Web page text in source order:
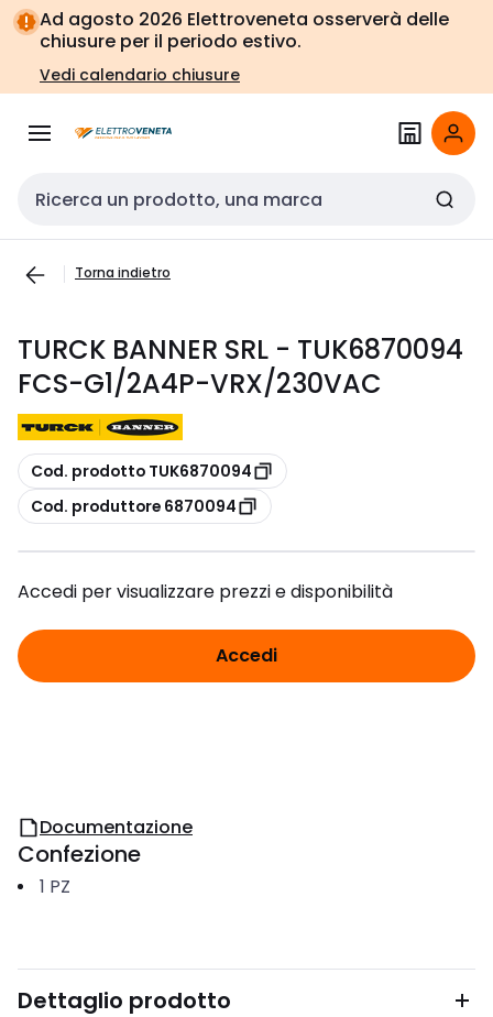
Vai alla
navigazione
Vai
alla
pagina
Ad agosto 2026 Elettroveneta osserverà delle
chiusure per il periodo estivo.
Vedi calendario chiusure
Cerca input
Torna indietro
TURCK BANNER SRL - TUK6870094
FCS-G1/2A4P-VRX/230VAC
copia
Cod. prodotto TUK6870094
copia
Cod. produttore 6870094
Accedi per visualizzare prezzi e disponibilità
Accedi
Documentazione
Confezione
1 PZ
Dettaglio prodotto